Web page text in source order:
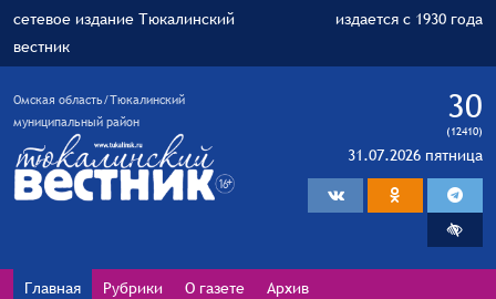
сетевое издание Тюкалинский
вестник
издается с 1930 года
Омская область/Тюкалинский
муниципальный район
30
(12410)
31.07.2026 пятница
Главная Рубрики О газете Архив